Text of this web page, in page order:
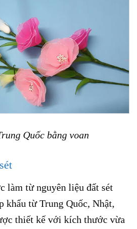
Quốc bằng voan
làm từ nguyên liệu đất sét
khẩu từ Trung Quốc, Nhật,
thiết kế với kích thước vừa